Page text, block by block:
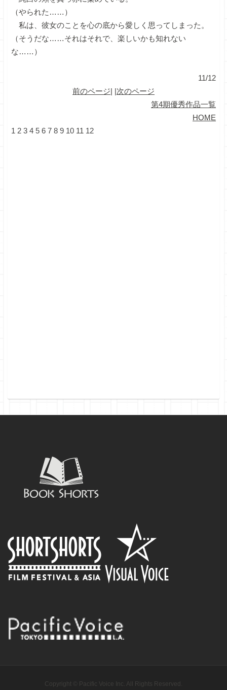
（やられた……）
私は、彼女のことを心の底から愛しく思ってしまった。
（そうだな……それはそれで、楽しいかも知れない
な……）
11/12
前のページ| |次のページ
第4期優秀作品一覧
HOME
1 2 3 4 5 6 7 8 9 10 11 12
Copyright © Pacific Voice Inc. All Rights Reserved.